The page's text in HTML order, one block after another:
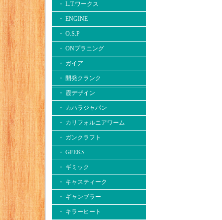
・ L.T.ワークス
・ ENGINE
・ O.S.P
・ ONプラニング
・ ガイア
・ 開発クランク
・ 霞デザイン
・ カハラジャパン
・ カリフォルニアワーム
・ ガンクラフト
・ GEEKS
・ ギミック
・ キャスティーク
・ ギャンブラー
・ キラーヒート